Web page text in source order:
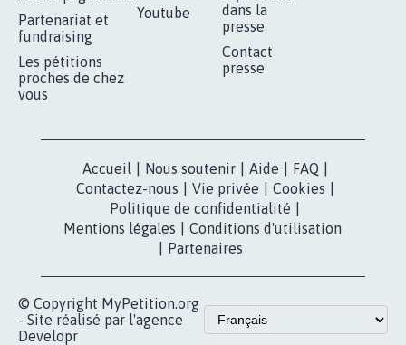
Je signe
RÉUSSIR VOTRE
Mobilisation
Accompagnement
NOTRE
COMMUNAUTÉ
Facebook
TikTok
X
Instagram
ESPACE PRESSE
Qui sommes-
nous?
Nos pétitions
presse
MyPetition